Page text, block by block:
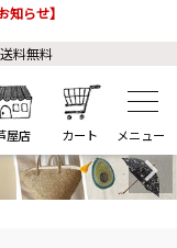
知らせ】
料無料
屋店 カート